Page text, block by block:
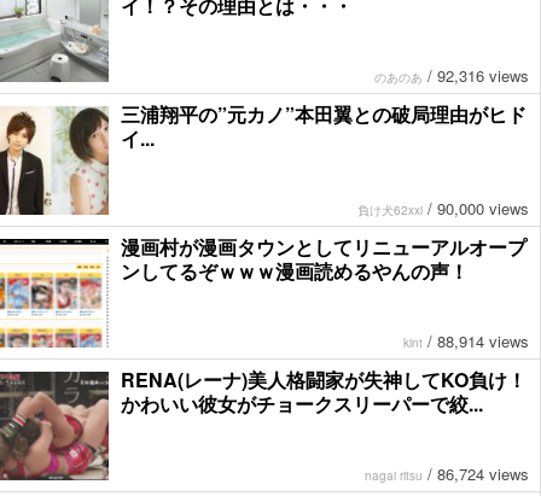
のあのあ / 92,316 views
三浦翔平の”元カノ”本田翼との破局理由がヒド
イ...
負け犬62xxi / 90,000 views
漫画村が漫画タウンとしてリニューアルオープ
ンしてるぞｗｗｗ漫画読めるやんの声！
kint / 88,914 views
RENA(レーナ)美人格闘家が失神してKO負け！
かわいい彼女がチョークスリーパーで絞...
nagai ritsu / 86,724 views